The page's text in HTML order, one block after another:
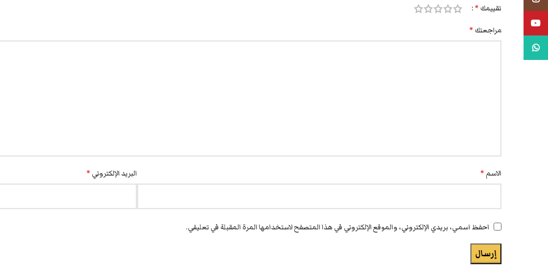
تقييمك *
مراجعتك *
الاسم * البريد الإلكتروني *
احفظ اسمي، بريدي الإلكتروني، والموقع الإلكتروني في هذا المتصفح لاستخدامها المرة المقبلة في تعليقي.